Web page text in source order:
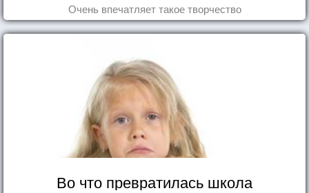
Очень впечатляет такое творчество
Во что превратилась школа